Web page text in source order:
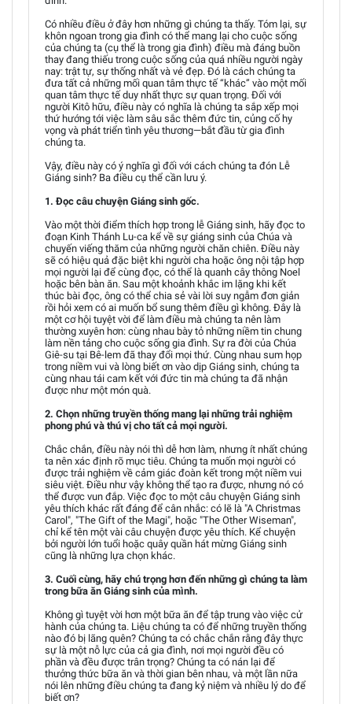
Có nhiều điều ở đây hơn những gì chúng ta thấy. Tóm lại, sự
khôn ngoan trong gia đình có thể mang lại cho cuộc sống
của chúng ta (cụ thể là trong gia đình) điều mà đáng buồn
thay đang thiếu trong cuộc sống của quá nhiều người ngày
nay: trật tự, sự thống nhất và vẻ đẹp. Đó là cách chúng ta
đưa tất cả những mối quan tâm thực tế “khác” vào một mối
quan tâm thực tế duy nhất thực sự quan trọng. Đối với
người Kitô hữu, điều này có nghĩa là chúng ta sắp xếp mọi
thứ hướng tới việc làm sâu sắc thêm đức tin, củng cố hy
vọng và phát triển tình yêu thương—bắt đầu từ gia đình
chúng ta.
Vậy, điều này có ý nghĩa gì đối với cách chúng ta đón Lễ
Giáng sinh? Ba điều cụ thể cần lưu ý.
1. Đọc câu chuyện Giáng sinh gốc.
Vào một thời điểm thích hợp trong lễ Giáng sinh, hãy đọc to
đoạn Kinh Thánh Lu-ca kể về sự giáng sinh của Chúa và
chuyến viếng thăm của những người chăn chiên. Điều này
sẽ có hiệu quả đặc biệt khi người cha hoặc ông nội tập hợp
mọi người lại để cùng đọc, có thể là quanh cây thông Noel
hoặc bên bàn ăn. Sau một khoảnh khắc im lặng khi kết
thúc bài đọc, ông có thể chia sẻ vài lời suy ngẫm đơn giản
rồi hỏi xem có ai muốn bổ sung thêm điều gì không. Đây là
một cơ hội tuyệt vời để làm điều mà chúng ta nên làm
thường xuyên hơn: cùng nhau bày tỏ những niềm tin chung
làm nền tảng cho cuộc sống gia đình. Sự ra đời của Chúa
Giê-su tại Bê-lem đã thay đổi mọi thứ. Cùng nhau sum họp
trong niềm vui và lòng biết ơn vào dịp Giáng sinh, chúng ta
cùng nhau tái cam kết với đức tin mà chúng ta đã nhận
được như một món quà.
2. Chọn những truyền thống mang lại những trải nghiệm
phong phú và thú vị cho tất cả mọi người.
Chắc chắn, điều này nói thì dễ hơn làm, nhưng ít nhất chúng
ta nên xác định rõ mục tiêu. Chúng ta muốn mọi người có
được trải nghiệm về cảm giác đoàn kết trong một niềm vui
siêu việt. Điều như vậy không thể tạo ra được, nhưng nó có
thể được vun đắp. Việc đọc to một câu chuyện Giáng sinh
yêu thích khác rất đáng để cân nhắc: có lẽ là "A Christmas
Carol", "The Gift of the Magi", hoặc "The Other Wiseman",
chỉ kể tên một vài câu chuyện được yêu thích. Kể chuyện
bởi người lớn tuổi hoặc quây quần hát mừng Giáng sinh
cũng là những lựa chọn khác.
3. Cuối cùng, hãy chú trọng hơn đến những gì chúng ta làm
trong bữa ăn Giáng sinh của mình.
Không gì tuyệt vời hơn một bữa ăn để tập trung vào việc cử
hành của chúng ta. Liệu chúng ta có để những truyền thống
nào đó bị lãng quên? Chúng ta có chắc chắn rằng đây thực
sự là một nỗ lực của cả gia đình, nơi mọi người đều có
phần và đều được trân trọng? Chúng ta có nán lại để
thưởng thức bữa ăn và thời gian bên nhau, và một lần nữa
nói lên những điều chúng ta đang kỷ niệm và nhiều lý do để
biết ơn?